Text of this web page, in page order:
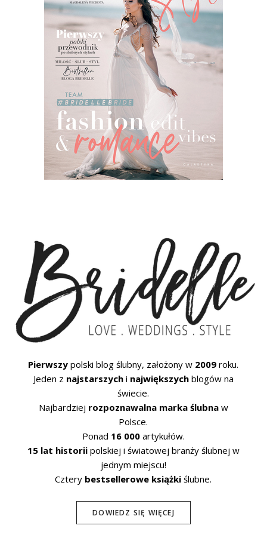
Pierwszy polski blog ślubny, założony w 2009 roku.
Jeden z najstarszychi największychblogów na
świecie.
Najbardziej rozpoznawalna marka ślubnaw
Polsce.
Ponad 16 000artykułów.
15 lat historiipolskiej i światowej branży ślubnej w
jednym miejscu!
Cztery bestsellerowe książki ślubne.
DOWIEDZ SIĘ WIĘCEJ